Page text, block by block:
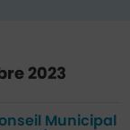
2023
Municipal